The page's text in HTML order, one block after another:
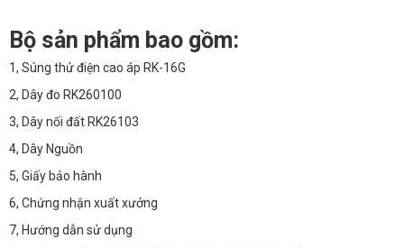
Bộ sản phẩm bao gồm:
1, Súng thử điện cao áp RK-16G
2, Dây đo RK260100
3, Dây nối đất RK26103
4, Dây Nguồn
5, Giấy bảo hành
6, Chứng nhận xuất xưởng
7, Hướng dẫn sử dụng